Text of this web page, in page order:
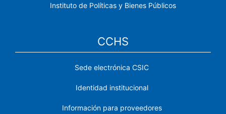
Instituto de Políticas y Bienes Públicos
CCHS
Sede electrónica CSIC
Identidad institucional
Información para proveedores